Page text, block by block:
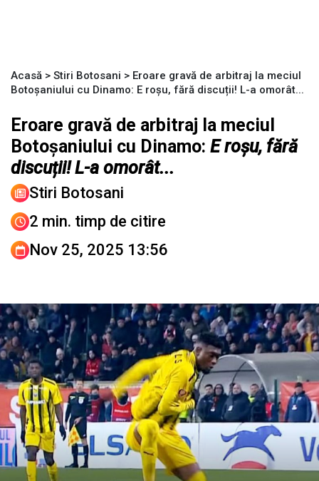
Acasă > Stiri Botosani > Eroare gravă de arbitraj la meciul
Botoșaniului cu Dinamo: E roșu, fără discuții! L-a omorât...
Eroare gravă de arbitraj la meciul
Botoșaniului cu Dinamo: E roșu, fără
discuții! L-a omorât...
Stiri Botosani
2 min. timp de citire
Nov 25, 2025 13:56